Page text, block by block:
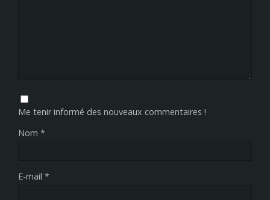
Me tenir informé des nouveaux commentaires !
Nom *
E-mail *